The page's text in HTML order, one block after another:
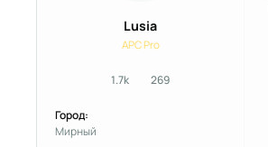
Lusia
APC Pro
1.7kсообщения
269Репутация
Город:
Мирный